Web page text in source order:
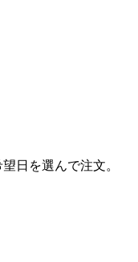
日を選んで注文。